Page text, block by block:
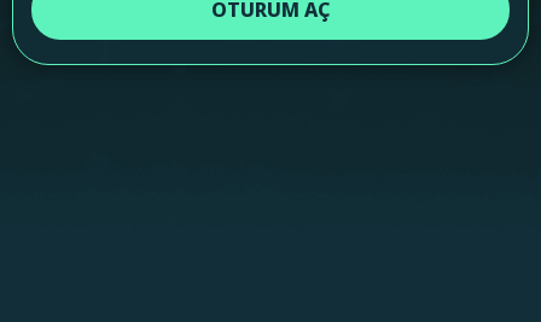
OTURUM AÇ